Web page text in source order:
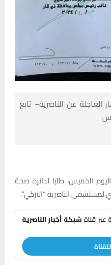
عن الناصرية– تابع
الخميس، طلبا لدائرة صحة
لمستشفى الناصرية “التركي”.
عبر قناةشبكة أخبار الناصرية